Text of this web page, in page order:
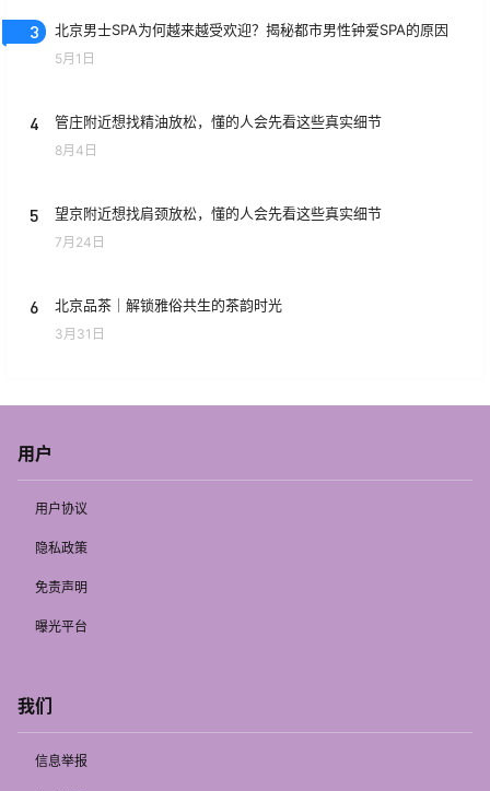
3 北京男士SPA为何越来越受欢迎？揭秘都市男性钟爱SPA的原因
5月1日
4 管庄附近想找精油放松，懂的人会先看这些真实细节
8月4日
5 望京附近想找肩颈放松，懂的人会先看这些真实细节
7月24日
6 北京品茶｜解锁雅俗共生的茶韵时光
3月31日
用户
用户协议
隐私政策
免责声明
曝光平台
我们
信息举报